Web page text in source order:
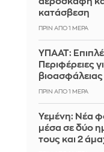
κατάσβεση
ΠΡΙΝ ΑΠΌ 1 ΜΈΡΑ
ΥΠΑΑΤ:
Περιφέρειες
βιοασφάλειας
ΠΡΙΝ ΑΠΌ 1 ΜΈΡΑ
Υεμένη: Νέα
μέσα σε δύο
τους και 2